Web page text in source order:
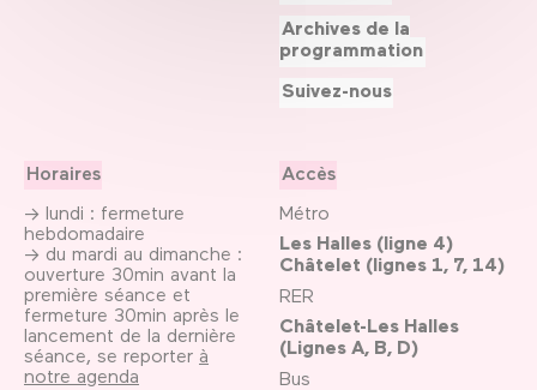
Horaires
→ lundi : fermeture
hebdomadaire
→ du mardi au dimanche :
ouverture 30min avant la
première séance et
fermeture 30min après le
lancement de la dernière
séance, se reporter à
notre agenda
Accès
Métro
Les Halles (ligne 4)
Châtelet (lignes 1, 7, 14)
RER
Châtelet-Les Halles
(Lignes A, B, D)
Bus
Archives de la
programmation
Suivez-nous